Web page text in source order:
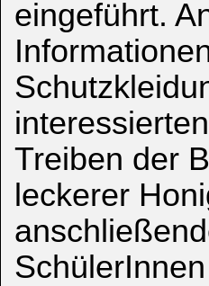
eingeführt.
Treiben der
leckerer